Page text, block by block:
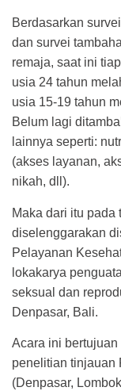
Berdasarkan
dan survei
remaja, saat ini
usia 24 tahun
usia 15-19 tahun
Belum lagi
lainnya seperti:
(akses layanan,
nikah, dll).
Maka dari itu pada
diselenggarakan
Pelayanan
lokakarya
seksual dan
Denpasar, Bali.
Acara ini
penelitian tinjauan
(Denpasar,